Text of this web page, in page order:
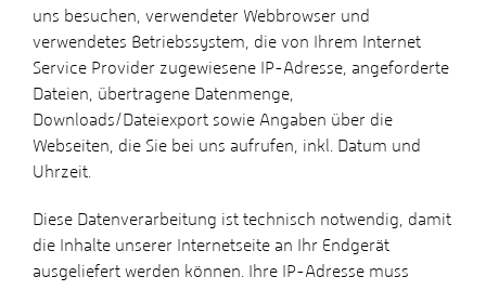
uns besuchen, verwendeter Webbrowser und
verwendetes Betriebssystem, die von Ihrem Internet
Service Provider zugewiesene IP-Adresse, angeforderte
Dateien, übertragene Datenmenge,
Downloads/Dateiexport sowie Angaben über die
Webseiten, die Sie bei uns aufrufen, inkl. Datum und
Uhrzeit.
Diese Datenverarbeitung ist technisch notwendig, damit
die Inhalte unserer Internetseite an Ihr Endgerät
ausgeliefert werden können. Ihre IP-Adresse muss